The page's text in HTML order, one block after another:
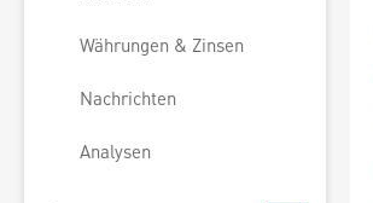
Währungen & Zinsen
Nachrichten
Analysen